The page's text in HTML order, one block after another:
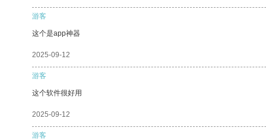
游客
这个是app神器
2025-09-12
游客
这个软件很好用
2025-09-12
游客